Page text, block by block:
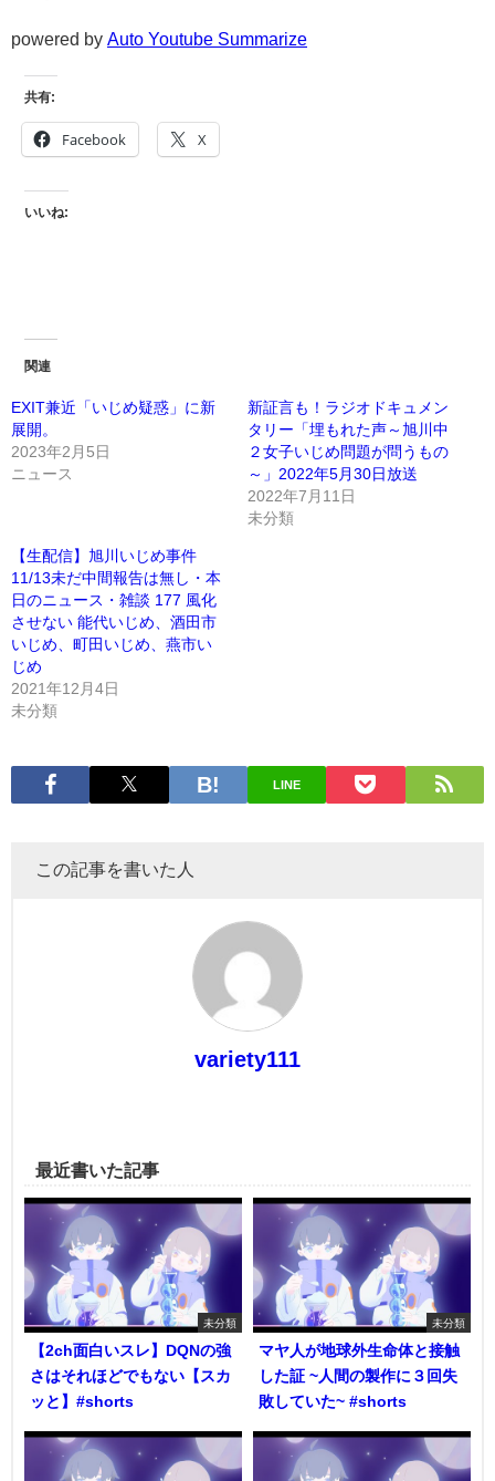
powered by Auto Youtube Summarize
共有:
Facebook X
いいね:
関連
EXIT兼近「いじめ疑惑」に新
展開。
2023年2月5日
ニュース
新証言も！ラジオドキュメン
タリー「埋もれた声～旭川中
２女子いじめ問題が問うもの
～」2022年5月30日放送
2022年7月11日
未分類
【生配信】旭川いじめ事件
11/13未だ中間報告は無し・本
日のニュース・雑談 177 風化
させない 能代いじめ、酒田市
いじめ、町田いじめ、燕市い
じめ
2021年12月4日
未分類
LINE
この記事を書いた人
variety111
最近書いた記事
未分類
【2ch面白いスレ】DQNの強
さはそれほどでもない【スカ
ッと】#shorts
未分類
マヤ人が地球外生命体と接触
した証 ~人間の製作に３回失
敗していた~ #shorts